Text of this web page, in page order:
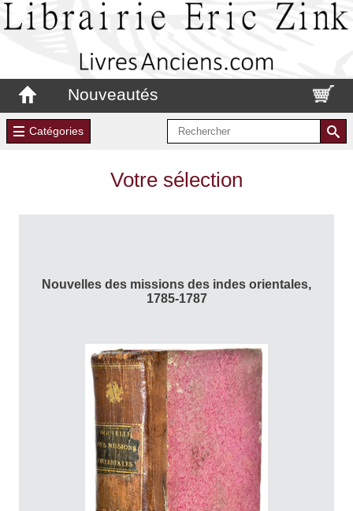
Nouveautés
Catégories
Votre sélection
Nouvelles des missions des indes orientales,
1785-1787